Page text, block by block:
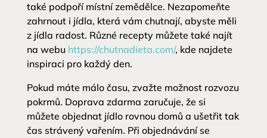
také podpoří místní zemědělce. Nezapomeňte
zahrnout i jídla, která vám chutnají, abyste měli
z jídla radost. Různé recepty můžete také najít
na webu https://chutnadieta.com/, kde najdete
inspiraci pro každý den.
Pokud máte málo času, zvažte možnost rozvozu
pokrmů. Doprava zdarma zaručuje, že si
můžete objednat jídlo rovnou domů a ušetřit tak
čas strávený vařením. Při objednávání se